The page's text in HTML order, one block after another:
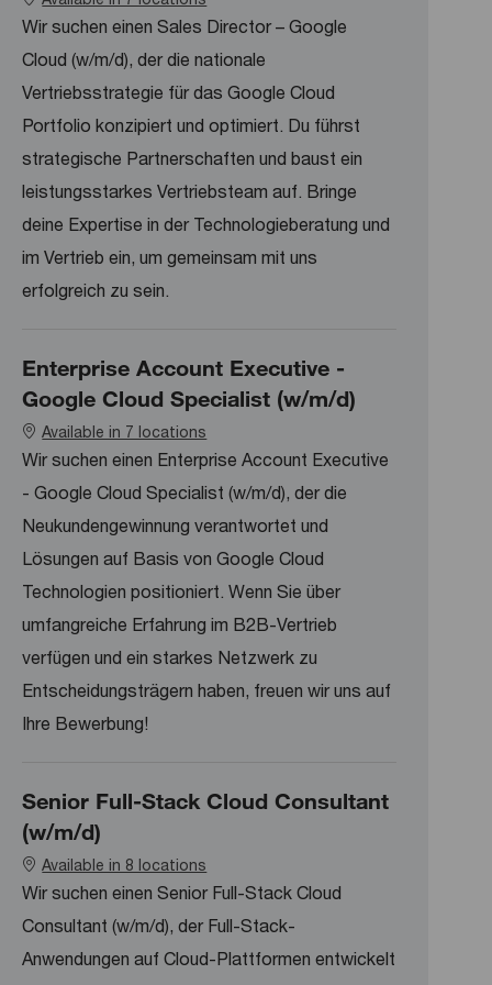
Wir suchen einen Sales Director – Google
Cloud (w/m/d), der die nationale
Vertriebsstrategie für das Google Cloud
Portfolio konzipiert und optimiert. Du führst
strategische Partnerschaften und baust ein
leistungsstarkes Vertriebsteam auf. Bringe
deine Expertise in der Technologieberatung und
im Vertrieb ein, um gemeinsam mit uns
erfolgreich zu sein.
Enterprise Account Executive -
Google Cloud Specialist (w/m/d)
Available in 7 locations
Wir suchen einen Enterprise Account Executive
- Google Cloud Specialist (w/m/d), der die
Neukundengewinnung verantwortet und
Lösungen auf Basis von Google Cloud
Technologien positioniert. Wenn Sie über
umfangreiche Erfahrung im B2B-Vertrieb
verfügen und ein starkes Netzwerk zu
Entscheidungsträgern haben, freuen wir uns auf
Ihre Bewerbung!
Senior Full-Stack Cloud Consultant
(w/m/d)
Available in 8 locations
Wir suchen einen Senior Full-Stack Cloud
Consultant (w/m/d), der Full-Stack-
Anwendungen auf Cloud-Plattformen entwickelt